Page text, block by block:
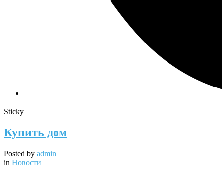
Sticky
Купить дом
Posted by admin
in Новости